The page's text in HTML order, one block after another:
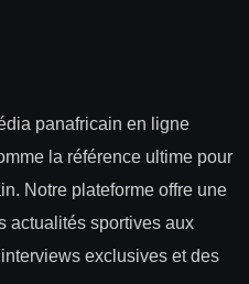
panafricain en ligne
la référence ultime pour
Notre plateforme offre une
actualités sportives aux
exclusives et des